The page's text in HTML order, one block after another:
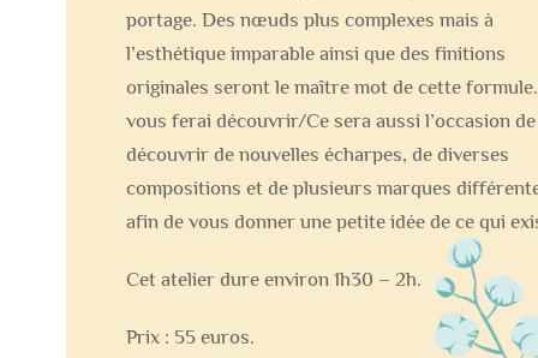
portage. Des nœuds plus complexes mais à
l’esthétique imparable ainsi que des finitions
originales seront le maître mot de cette formule.
vous ferai découvrir/Ce sera aussi l’occasion de
découvrir de nouvelles écharpes, de diverses
compositions et de plusieurs marques
afin de vous donner une petite idée de ce qui
Cet atelier dure environ 1h30 – 2h.
Prix : 55 euros.